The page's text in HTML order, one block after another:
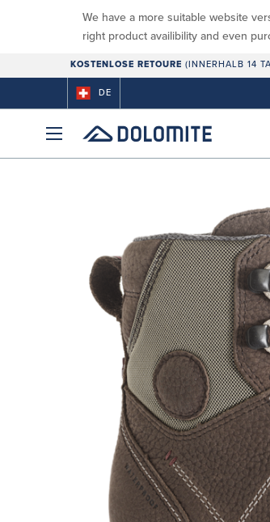
We have a more suitable website
right product availibility and even
KOSTENLOSE RETOURE (INNERHALB 14
DE